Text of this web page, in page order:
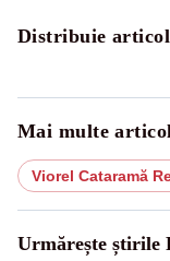
Distribuie
Mai multe
Viorel Cataramă
Urmărește știrile